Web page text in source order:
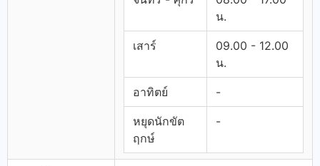
น.
เสาร์
09.00 - 12.00
น.
อาทิตย์ -
หยุดนักขัต
ฤกษ์
-